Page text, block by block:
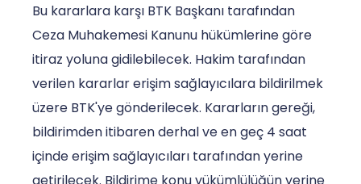
Bu kararlara karşı BTK Başkanı tarafından
Ceza Muhakemesi Kanunu hükümlerine göre
itiraz yoluna gidilebilecek. Hakim tarafından
verilen kararlar erişim sağlayıcılara bildirilmek
üzere BTK'ye gönderilecek. Kararların gereği,
bildirimden itibaren derhal ve en geç 4 saat
içinde erişim sağlayıcıları tarafından yerine
getirilecek. Bildirime konu yükümlülüğün yerine